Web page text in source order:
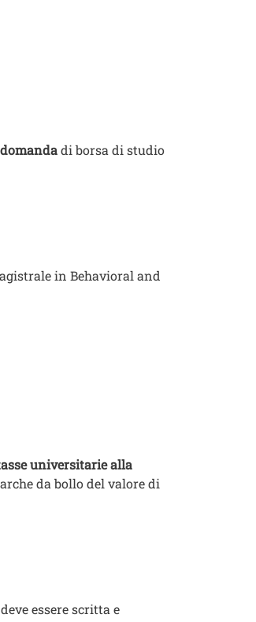
di borsa di studio
in Behavioral and
universitarie alla
da bollo del valore di
essere scritta e